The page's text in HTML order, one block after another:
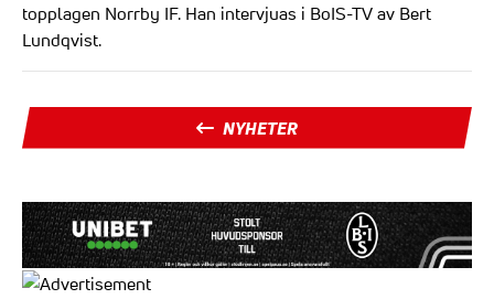
topplagen Norrby IF. Han intervjuas i BoIS-TV av Bert
Lundqvist.
NYHETER